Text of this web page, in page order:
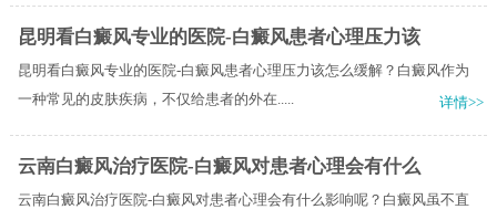
昆明看白癜风专业的医院-白癜风患者心理压力该
昆明看白癜风专业的医院-白癜风患者心理压力该怎么缓解？白癜风作为
一种常见的皮肤疾病，不仅给患者的外在.....
详情>>
云南白癜风治疗医院-白癜风对患者心理会有什么
云南白癜风治疗医院-白癜风对患者心理会有什么影响呢？白癜风虽不直